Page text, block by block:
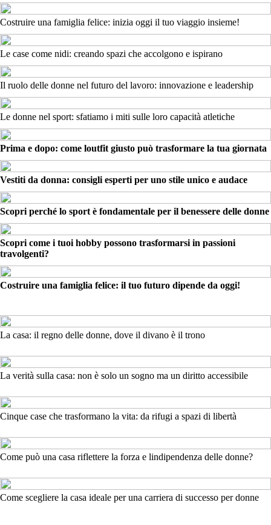
Costruire una famiglia felice: inizia oggi il tuo viaggio insieme!
Le case come nidi: creando spazi che accolgono e ispirano
Il ruolo delle donne nel futuro del lavoro: innovazione e leadership
Le donne nel sport: sfatiamo i miti sulle loro capacità atletiche
Prima e dopo: come loutfit giusto può trasformare la tua giornata
Vestiti da donna: consigli esperti per uno stile unico e audace
Scopri perché lo sport è fondamentale per il benessere delle donne
Scopri come i tuoi hobby possono trasformarsi in passioni
travolgenti?
Costruire una famiglia felice: il tuo futuro dipende da oggi!
La casa: il regno delle donne, dove il divano è il trono
La verità sulla casa: non è solo un sogno ma un diritto accessibile
Cinque case che trasformano la vita: da rifugi a spazi di libertà
Come può una casa riflettere la forza e lindipendenza delle donne?
Come scegliere la casa ideale per una carriera di successo per donne